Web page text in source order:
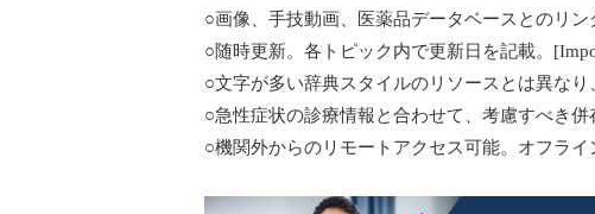
○画像、手技動画、医薬品データベースとのリ
○随時更新。各トピック内で更新日を記載。
○文字が多い辞典スタイルのリソースとは異な
○急性症状の診療情報と合わせて、考慮すべき
○機関外からのリモートアクセス可能。オフラ